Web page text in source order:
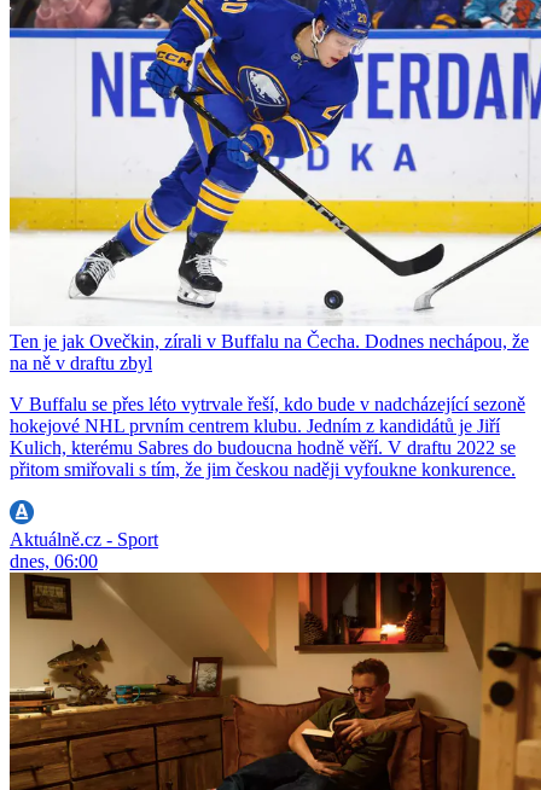
Ten je jak Ovečkin, zírali v Buffalu na Čecha. Dodnes nechápou, že
na ně v draftu zbyl
V Buffalu se přes léto vytrvale řeší, kdo bude v nadcházející sezoně
hokejové NHL prvním centrem klubu. Jedním z kandidátů je Jiří
Kulich, kterému Sabres do budoucna hodně věří. V draftu 2022 se
přitom smiřovali s tím, že jim českou naději vyfoukne konkurence.
Aktuálně.cz - Sport
dnes, 06:00